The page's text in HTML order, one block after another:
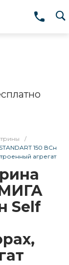
/
150 ВСн
агрегат
Self